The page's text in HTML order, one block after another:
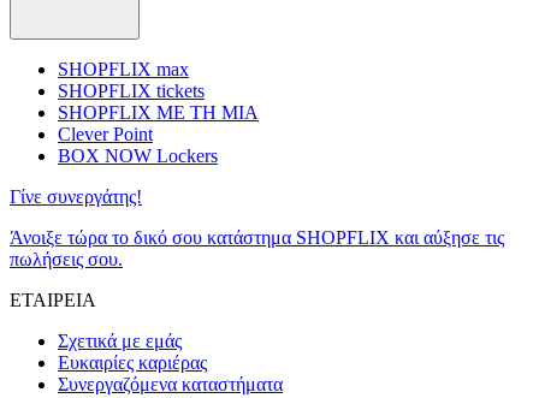
SHOPFLIX max
SHOPFLIX tickets
SHOPFLIX ΜΕ ΤΗ ΜΙΑ
Clever Point
BOX NOW Lockers
Γίνε συνεργάτης!
Άνοιξε τώρα το δικό σου κατάστημα SHOPFLIX και αύξησε τις
πωλήσεις σου.
ΕΤΑΙΡΕΙΑ
Σχετικά με εμάς
Ευκαιρίες καριέρας
Συνεργαζόμενα καταστήματα